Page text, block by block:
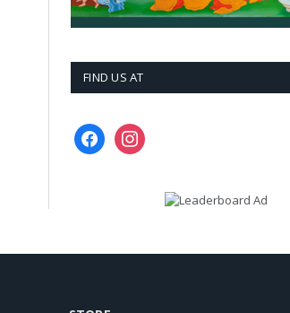
FIND US AT
facebookinstagram